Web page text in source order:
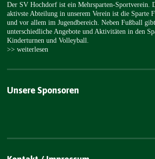
Der SV Hochdorf ist ein Mehrsparten-Sportverein.
aktivste Abteilung in unserem Verein ist die Sparte
und vor allem im Jugendbereich. Neben Fußball
unterschiedliche Angebote und Aktivitäten in den
Kinderturnen und Volleyball.
>> weiterlesen
Unsere Sponsoren